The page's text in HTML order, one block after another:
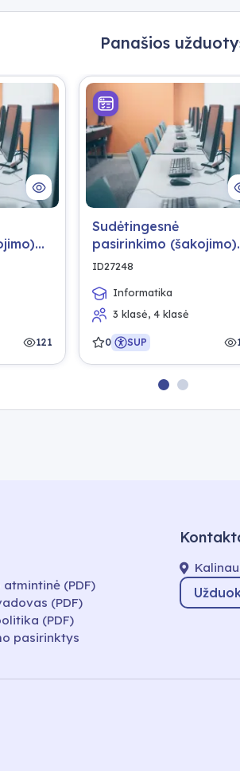
Panašios
121
Sudėtingesnė
pasirinkimo (šakojimo)
komanda.
ID27248
Informatika
3 klasė, 4 klasė
0 SUP
atmintinė (PDF)
(PDF)
(PDF)
pasirinktys